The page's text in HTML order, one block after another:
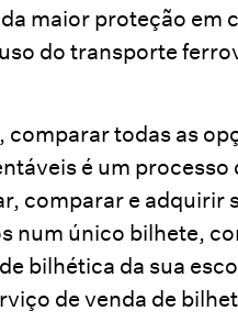
maior proteção em
do transporte
todas as
é um
comparar e adquirir
num único bilhete,
bilhética da sua
de venda de